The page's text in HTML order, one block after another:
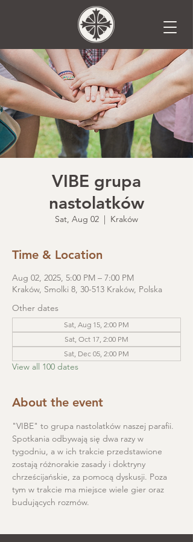
VIBE grupa
nastolatków
Sat, Aug 02
  |
Kraków
Time & Location
Aug 02, 2025, 5:00 PM – 7:00 PM
Kraków, Smolki 8, 30-513 Kraków, Polska
Other dates
Sat, Aug 15, 2:00 PM
Sat, Oct 17, 2:00 PM
Sat, Dec 05, 2:00 PM
View all 100 dates
About the event
"VIBE" to grupa nastolatków naszej parafii.
Spotkania odbywają się dwa razy w
tygodniu, a w ich trakcie przedstawione
zostają różnorakie zasady i doktryny
chrześcijańskie, za pomocą dyskusji. Poza
tym w trakcie ma miejsce wiele gier oraz
budujących rozmów.